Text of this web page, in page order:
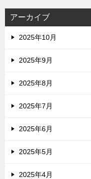
アーカイブ
2025年10月
2025年9月
2025年8月
2025年7月
2025年6月
2025年5月
2025年4月